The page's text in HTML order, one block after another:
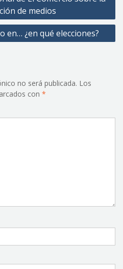
de medios
en… ¿en qué elecciones?
no será publicada. Los
con *